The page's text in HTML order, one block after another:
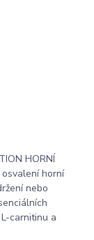
HORNÍ
osvalení horní
nebo
carnitinu a